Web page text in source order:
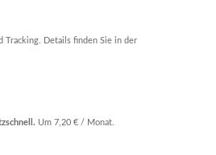
ab nur€ 67,00
Tracking. Details finden Sie in der
Um 7,20 € / Monat.